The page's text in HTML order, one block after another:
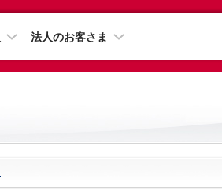
法人のお客さま